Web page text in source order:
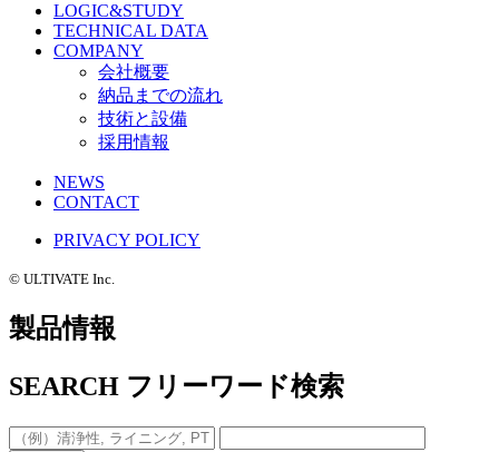
LOGIC&STUDY
TECHNICAL DATA
COMPANY
会社概要
納品までの流れ
技術と設備
採用情報
NEWS
CONTACT
PRIVACY POLICY
©️ ULTIVATE Inc.
製品情報
SEARCH フリーワード検索